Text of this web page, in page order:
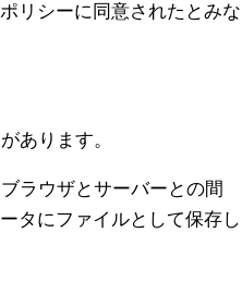
リシーに同意されたとみな
あります。
ラウザとサーバーとの間
タにファイルとして保存し